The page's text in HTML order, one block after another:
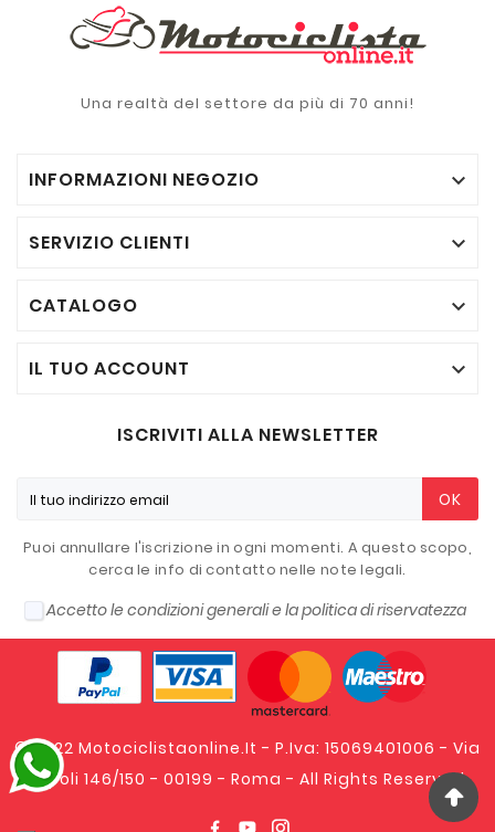
Una realtà del settore da più di 70 anni!
INFORMAZIONI NEGOZIO 
SERVIZIO CLIENTI 
CATALOGO 
IL TUO ACCOUNT 
ISCRIVITI ALLA NEWSLETTER
OK
Puoi annullare l'iscrizione in ogni momenti. A questo scopo,
cerca le info di contatto nelle note legali.
Accetto le condizioni generali e la politica di riservatezza
© 2022 Motociclistaonline.it - P.Iva: 15069401006 - Via
Tripoli 146/150 - 00199 - Roma - All Rights Reserved.